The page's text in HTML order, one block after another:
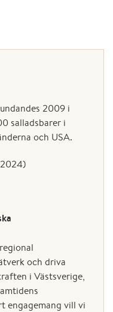
2009 i
salladsbarer i
och USA.
och driva
i Västsverige,
engagemang vill vi